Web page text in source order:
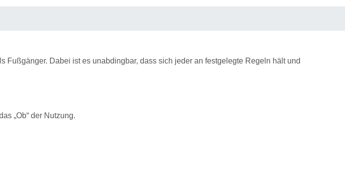
Fußgänger. Dabei ist es unabdingbar, dass sich jeder an festgelegte Regeln hält und
„Ob“ der Nutzung.